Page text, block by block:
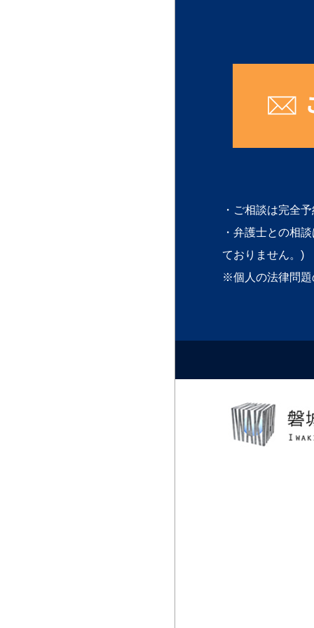
・ご相談は完全
・弁護士との相
ておりません。)
※個人の法律問題